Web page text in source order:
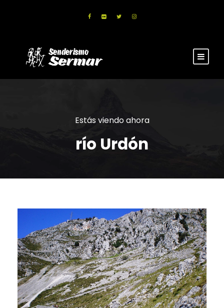
Estás viendo ahora
río Urdón